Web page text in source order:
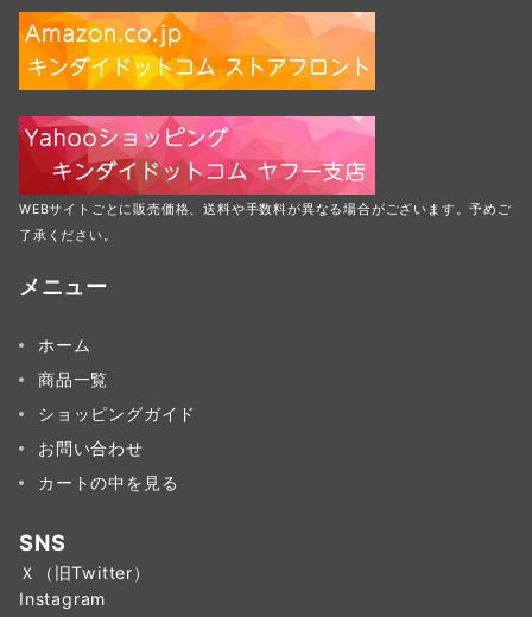
WEBサイトごとに販売価格、送料や手数料が異なる場合がございます。予めご
了承ください。
メニュー
ホーム
商品一覧
ショッピングガイド
お問い合わせ
カートの中を見る
SNS
Ｘ（旧Twitter）
Instagram